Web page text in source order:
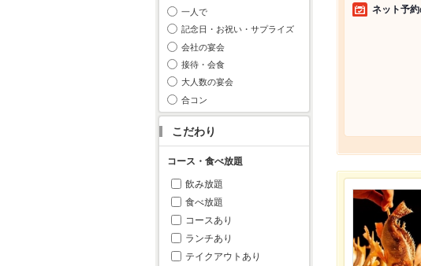
一人で
記念日・お祝い・サプライズ
会社の宴会
接待・会食
大人数の宴会
合コン
こだわり
コース・食べ放題
飲み放題
食べ放題
コースあり
ランチあり
テイクアウトあり
ネット予